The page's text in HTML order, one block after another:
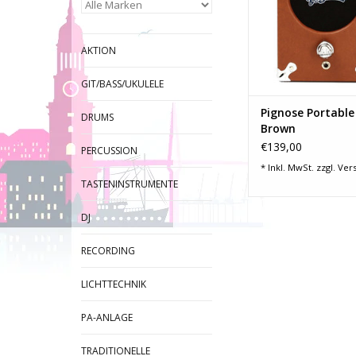
AKTION
GIT/BASS/UKULELE
DRUMS
PERCUSSION
TASTENINSTRUMENTE
DJ
RECORDING
LICHTTECHNIK
PA-ANLAGE
TRADITIONELLE
-Kanäle: 1 mit
-Preamp-Out
-Aufklappbares
-Brauner
schwarze
-Fester
ZUM WARENKORB
Pignose
Brown
€139,00
* Inkl. MwSt. zzgl.